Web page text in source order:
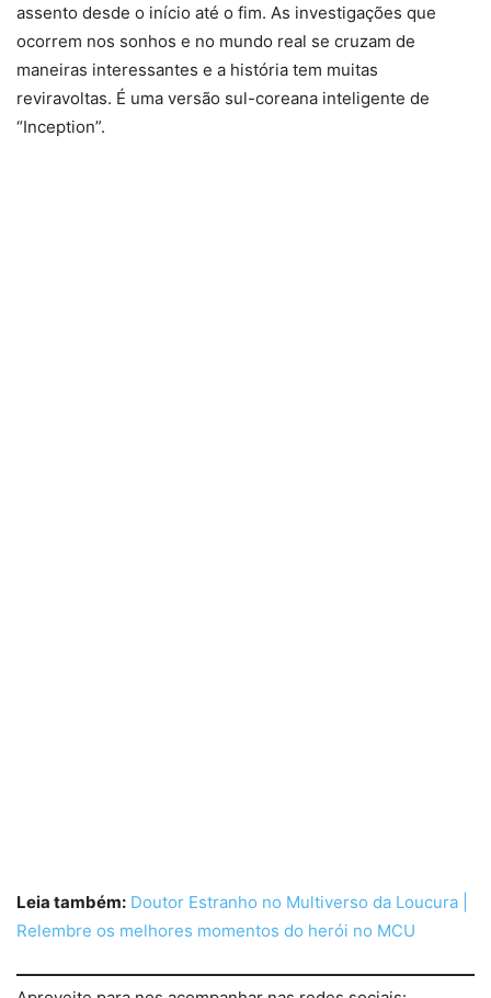
assento desde o início até o fim. As investigações que
ocorrem nos sonhos e no mundo real se cruzam de
maneiras interessantes e a história tem muitas
reviravoltas. É uma versão sul-coreana inteligente de
“Inception”.
Leia também: Doutor Estranho no Multiverso da Loucura |
Relembre os melhores momentos do herói no MCU